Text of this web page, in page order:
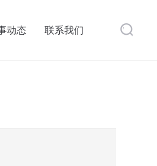
动态 联系我们